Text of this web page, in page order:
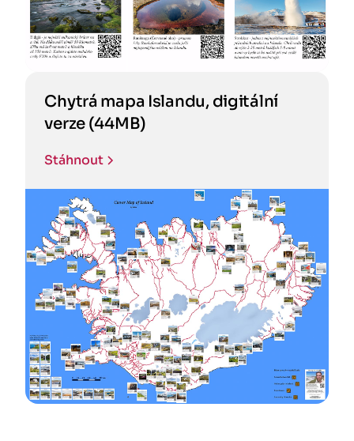
Chytrá mapa Islandu, digitální
verze (44MB)
Stáhnout